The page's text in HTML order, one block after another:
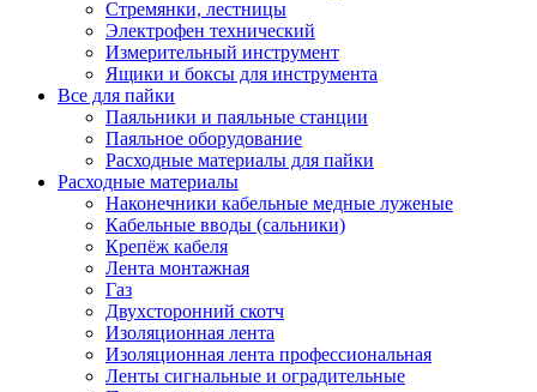
Стремянки, лестницы
Электрофен технический
Измерительный инструмент
Ящики и боксы для инструмента
Все для пайки
Паяльники и паяльные станции
Паяльное оборудование
Расходные материалы для пайки
Расходные материалы
Наконечники кабельные медные луженые
Кабельные вводы (сальники)
Крепёж кабеля
Лента монтажная
Газ
Двухсторонний скотч
Изоляционная лента
Изоляционная лента профессиональная
Ленты сигнальные и оградительные